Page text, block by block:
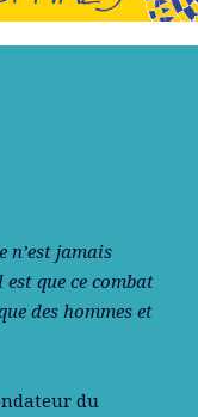
n’est jamais
que ce combat
des hommes et
du